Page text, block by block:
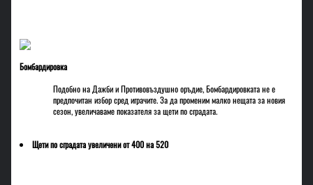
Бомбардировка
Подобно на Дажби и Противовъздушно оръдие, Бомбардировката не е
предпочитан избор сред играчите. За да променим малко нещата за новия
сезон, увеличаваме показателя за щети по сградата.
Щети по сградата увеличени от 400 на 520